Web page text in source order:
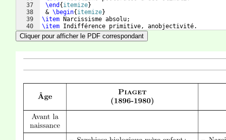
37
38
39
40
41
\end { itemize}
& \begin{ itemize}
\item Narcissisme absolu;
\item Indifférence primitive, anobjectivité.
\end{itemize}
Cliquer pour afficher le PDF correspondant